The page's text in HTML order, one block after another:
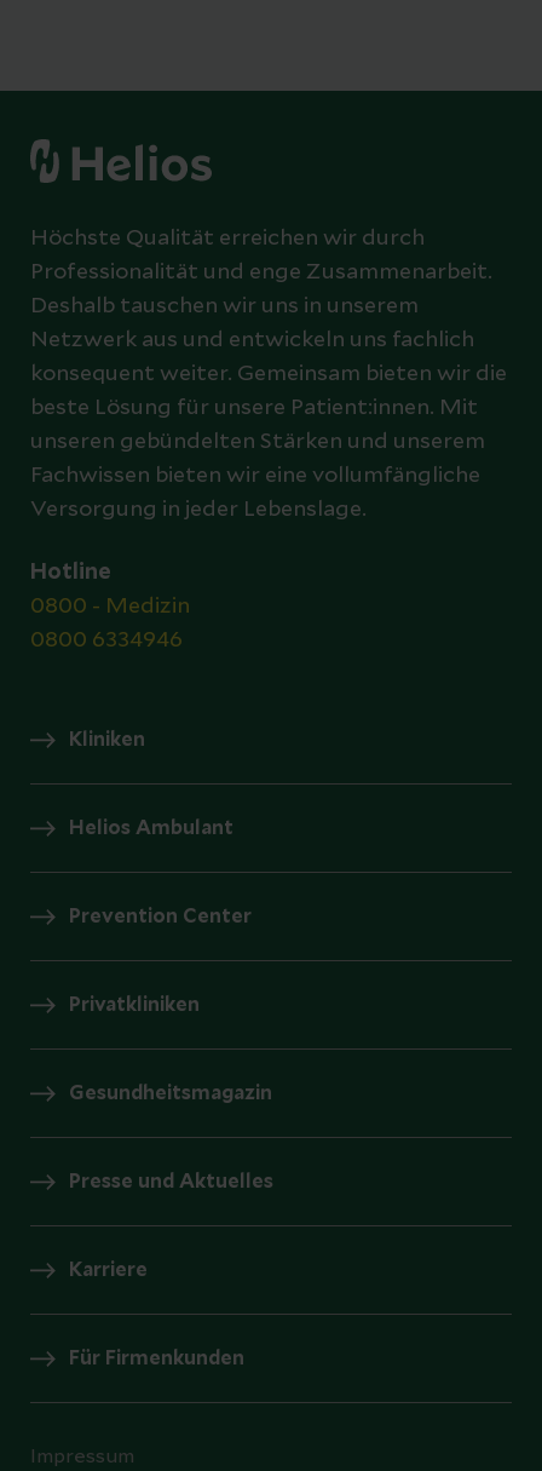
Höchste Qualität erreichen wir durch
Professionalität und enge Zusammenarbeit.
Deshalb tauschen wir uns in unserem
Netzwerk aus und entwickeln uns fachlich
konsequent weiter. Gemeinsam bieten wir die
beste Lösung für unsere Patient:innen. Mit
unseren gebündelten Stärken und unserem
Fachwissen bieten wir eine vollumfängliche
Versorgung in jeder Lebenslage.
Hotline
0800 - Medizin
0800 6334946
Kliniken
Helios Ambulant
Prevention Center
Privatkliniken
Gesundheitsmagazin
Presse und Aktuelles
Karriere
Für Firmenkunden
Impressum